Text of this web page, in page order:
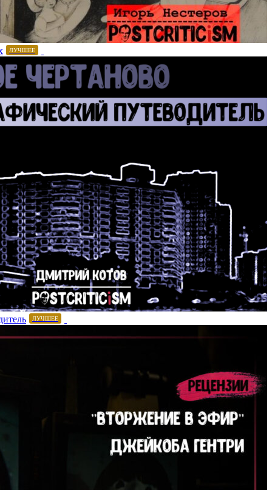
ЛУЧШЕЕ
ЛУЧШЕЕ